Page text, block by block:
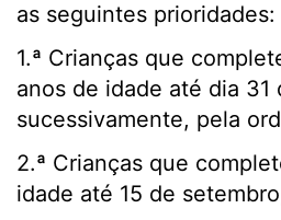
as seguintes prioridades:
1.ª Crianças que
anos de idade até dia 31
sucessivamente, pela
2.ª Crianças que
idade até 15 de